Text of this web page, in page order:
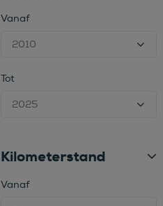
Vanaf
Tot
Kilometerstand
Vanaf